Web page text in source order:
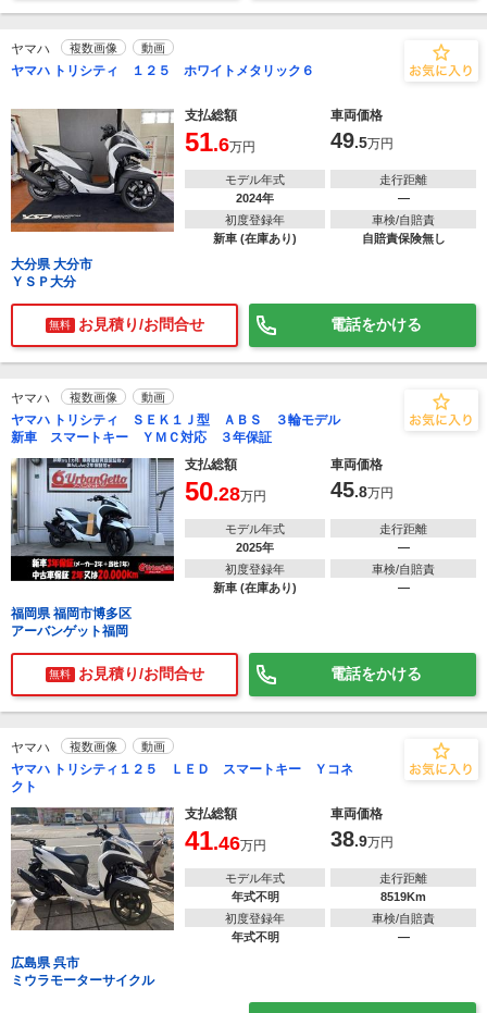
ヤマハ 複数画像 動画
ヤマハ トリシティ １２５ ホワイトメタリック６
支払総額 車両価格
51.6万円 49.5万円
モデル年式
2024年
走行距離
―
初度登録年
新車 (在庫あり)
車検/自賠責
自賠責保険無し
大分県 大分市
ＹＳＰ大分
無料 お見積り/お問合せ 電話をかける
ヤマハ 複数画像 動画
ヤマハ トリシティ ＳＥＫ１Ｊ型 ＡＢＳ ３輪モデル
新車 スマートキー ＹＭＣ対応 ３年保証
支払総額
車両価格
50.28万円 45.8万円
モデル年式
2025年
走行距離
―
初度登録年
新車 (在庫あり)
車検/自賠責
―
福岡県 福岡市博多区
アーバンゲット福岡
無料 お見積り/お問合せ 電話をかける
ヤマハ 複数画像 動画
ヤマハ トリシティ１２５ ＬＥＤ スマートキー Ｙコネ
クト
支払総額
車両価格
41.46万円 38.9万円
モデル年式
年式不明
走行距離
8519Km
初度登録年
年式不明
車検/自賠責
―
広島県 呉市
ミウラモーターサイクル